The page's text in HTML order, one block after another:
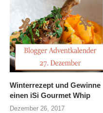
Winterrezept und Gewinne
einen iSi Gourmet Whip
Dezember 26, 2017